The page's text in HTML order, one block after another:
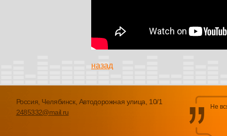
назад
Россия, Челябинск, Автодорожная улица, 10/1
2485332@mail.ru
Не